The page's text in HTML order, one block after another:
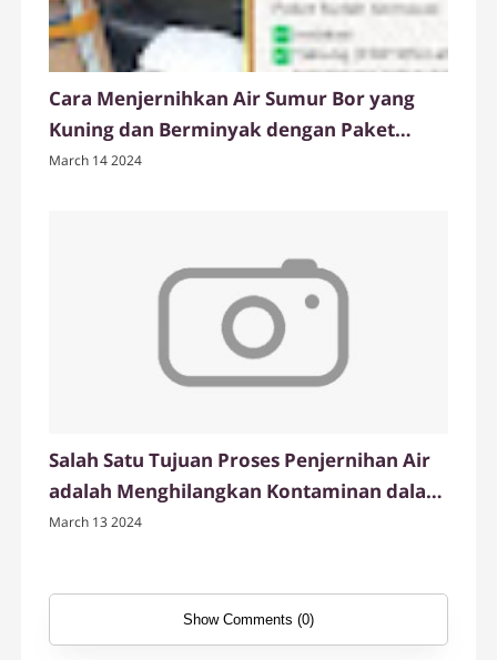
Cara Menjernihkan Air Sumur Bor yang
Kuning dan Berminyak dengan Paket
Tabung Filter Air FRP dari Ady Water
March 14 2024
Salah Satu Tujuan Proses Penjernihan Air
adalah Menghilangkan Kontaminan dalam
Air
March 13 2024
Show Comments (0)